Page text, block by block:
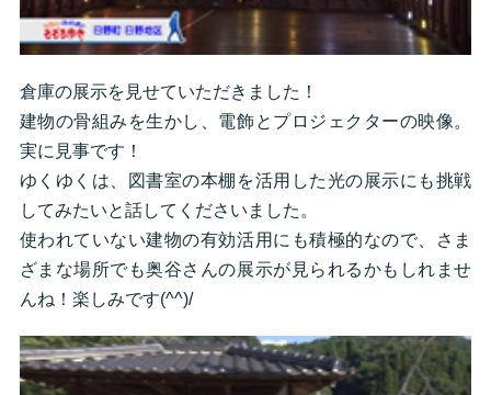
倉庫の展示を見せていただきました！
建物の骨組みを生かし、電飾とプロジェクターの映像。
実に見事です！
ゆくゆくは、図書室の本棚を活用した光の展示にも挑戦
してみたいと話してくださいました。
使われていない建物の有効活用にも積極的なので、さま
ざまな場所でも奥谷さんの展示が見られるかもしれませ
んね！楽しみです(^^)/